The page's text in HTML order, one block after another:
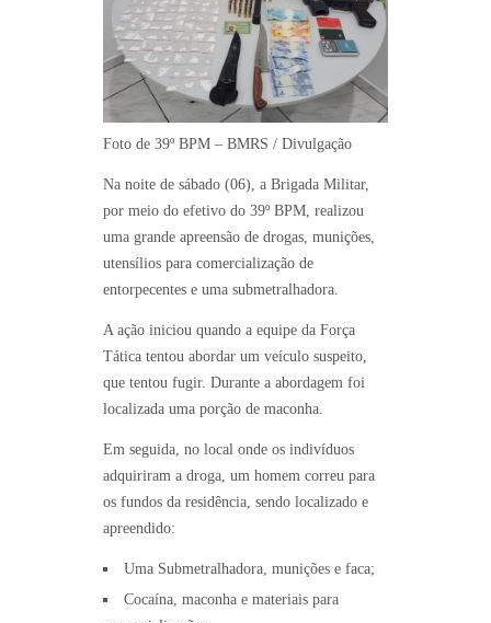
Foto de 39º BPM – BMRS / Divulgação
Na noite de sábado (06), a Brigada Militar,
por meio do efetivo do 39º BPM, realizou
uma grande apreensão de drogas, munições,
utensílios para comercialização de
entorpecentes e uma submetralhadora.
A ação iniciou quando a equipe da Força
Tática tentou abordar um veículo suspeito,
que tentou fugir. Durante a abordagem foi
localizada uma porção de maconha.
Em seguida, no local onde os indivíduos
adquiriram a droga, um homem correu para
os fundos da residência, sendo localizado e
apreendido:
Uma Submetralhadora, munições e faca;
Cocaína, maconha e materiais para